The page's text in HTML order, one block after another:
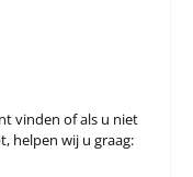
vinden of als u niet
helpen wij u graag: